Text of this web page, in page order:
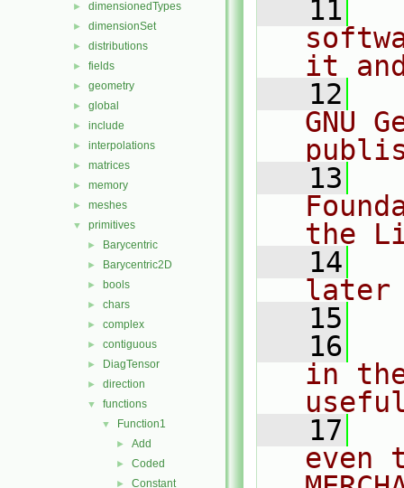
► dimensionedTypes
► dimensionSet
► distributions
► fields
► geometry
► global
► include
► interpolations
► matrices
► memory
► meshes
▼ primitives
► Barycentric
► Barycentric2D
► bools
► chars
► complex
► contiguous
► DiagTensor
► direction
▼ functions
▼ Function1
► Add
► Coded
► Constant
   11
it
   12
GNU
   13
the
   14
later
   15
   16
in
   17
even